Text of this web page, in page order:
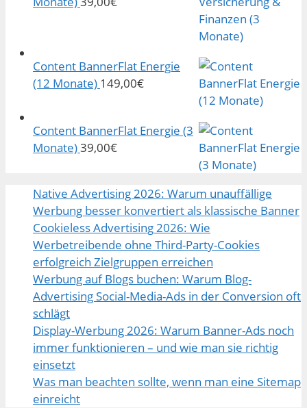
Content BannerFlat Energie
(12 Monate) 149,00€
Content BannerFlat Energie (3
Monate)39,00€
Native Advertising 2026: Warum unauffällige
Werbung besser konvertiert als klassische Banner
Cookieless Advertising 2026: Wie
Werbetreibende ohne Third-Party-Cookies
erfolgreich Zielgruppen erreichen
Werbung auf Blogs buchen: Warum Blog-
Advertising Social-Media-Ads in der Conversion oft
schlägt
Display-Werbung 2026: Warum Banner-Ads noch
immer funktionieren – und wie man sie richtig
einsetzt
Was man beachten sollte, wenn man eine Sitemap
einreicht